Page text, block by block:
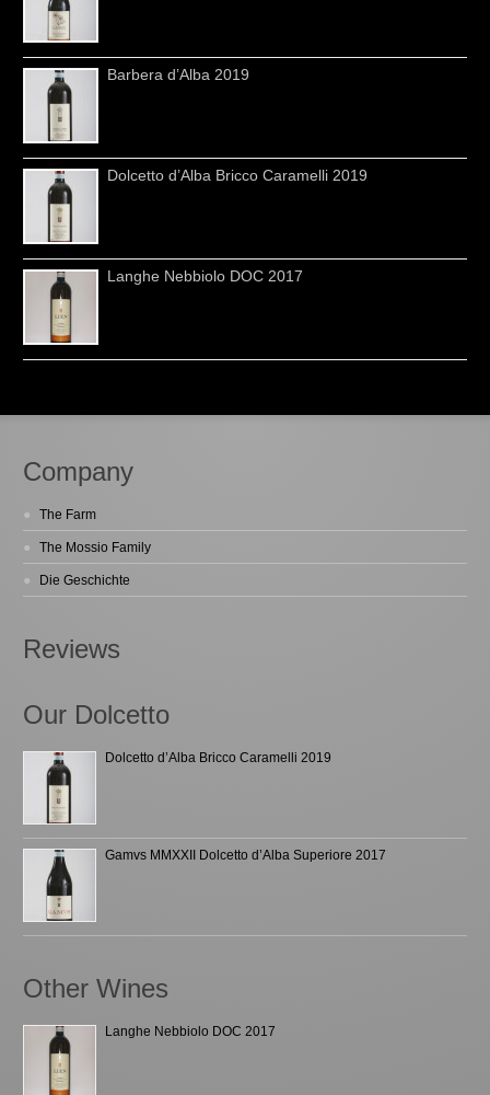
Barbera d’Alba 2019
Dolcetto d’Alba Bricco Caramelli 2019
Langhe Nebbiolo DOC 2017
Company
The Farm
The Mossio Family
Die Geschichte
Reviews
Our Dolcetto
Dolcetto d’Alba Bricco Caramelli 2019
Gamvs MMXXII Dolcetto d’Alba Superiore 2017
Other Wines
Langhe Nebbiolo DOC 2017